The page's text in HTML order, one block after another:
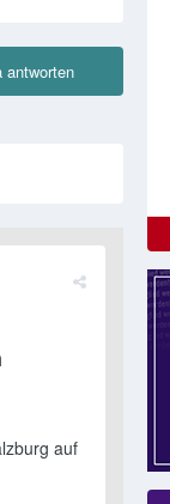
antworten
auf